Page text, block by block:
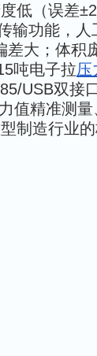
低（误差
输功能，
大；体积
吨电子拉压
USB双接
值精准测
制造行业的